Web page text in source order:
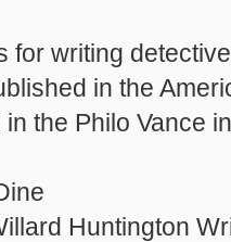
for writing
in the
the Philo Vance
Huntington